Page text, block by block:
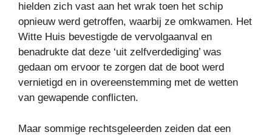
hielden zich vast aan het wrak toen het schip
opnieuw werd getroffen, waarbij ze omkwamen. Het
Witte Huis bevestigde de vervolgaanval en
benadrukte dat deze ‘uit zelfverdediging’ was
gedaan om ervoor te zorgen dat de boot werd
vernietigd en in overeenstemming met de wetten
van gewapende conflicten.
Maar sommige rechtsgeleerden zeiden dat een